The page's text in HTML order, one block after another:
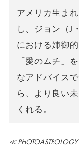
アメリカ生ま
し、ジョン（J
における姉御
「愛のムチ」
なアドバイス
ら、より良い
くれる。
≪ PHOTOASTROLOGY